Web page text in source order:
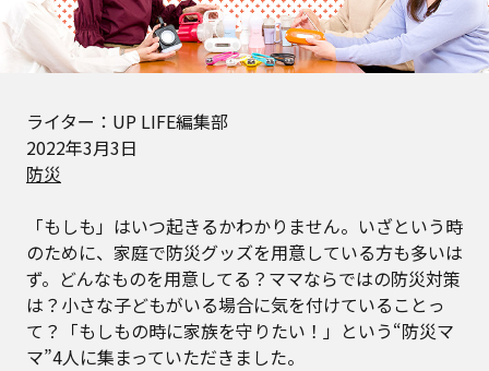
ライター：UP LIFE編集部
2022年3月3日
防災
「もしも」はいつ起きるかわかりません。いざという時
のために、家庭で防災グッズを用意している方も多いは
ず。どんなものを用意してる？ママならではの防災対策
は？小さな子どもがいる場合に気を付けていることっ
て？「もしもの時に家族を守りたい！」という“防災マ
マ”4人に集まっていただきました。